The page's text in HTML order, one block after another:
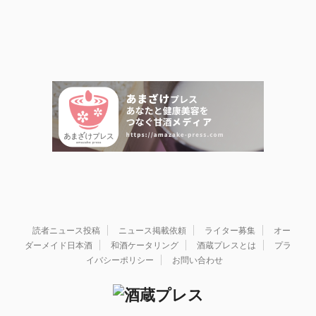
読者ニュース投稿 ニュース掲載依頼 ライター募集
オー
ダーメイド日本酒
和酒ケータリング 酒蔵プレスとは
プラ
イバシーポリシー
お問い合わせ